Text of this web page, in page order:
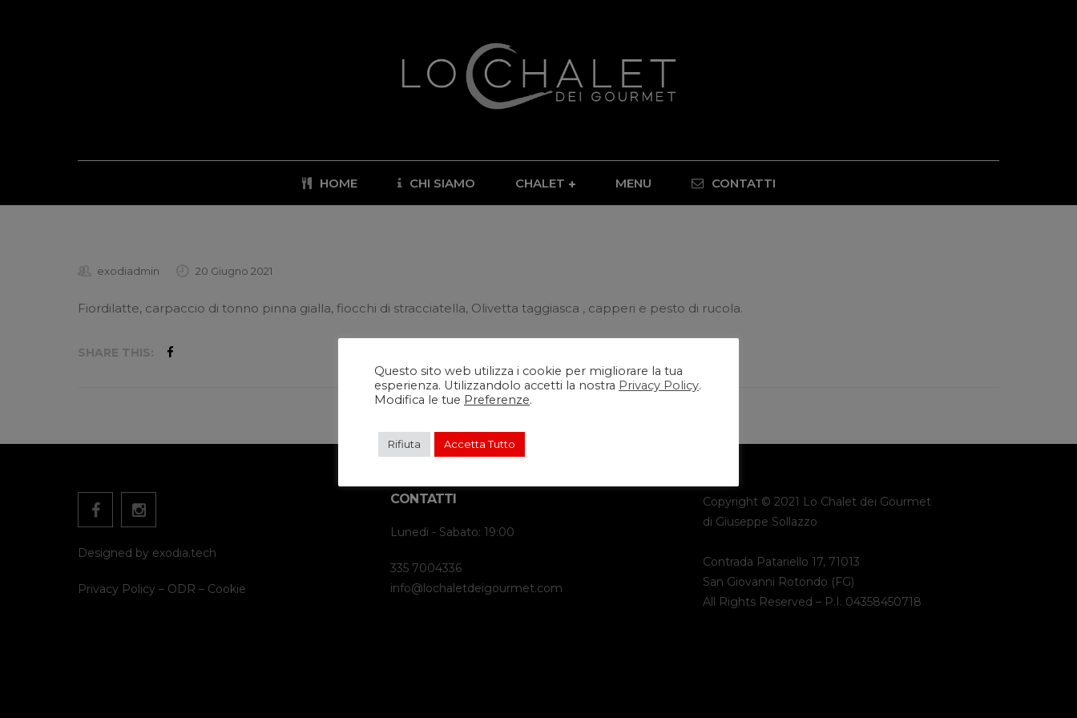
HOME CHI SIAMO CHALET MENU CONTATTI
exodiadmin 20 Giugno 2021
Fiordilatte, carpaccio di tonno pinna gialla, fiocchi di stracciatella, Olivetta taggiasca , capperi e pesto di rucola.
SHARE THIS:
Designed by exodia.tech
Privacy Policy – ODR – Cookie
CONTATTI
Lunedi - Sabato: 19:00
335 7004336
info@lochaletdeigourmet.com
Copyright © 2021 Lo Chalet dei Gourmet
di Giuseppe Sollazzo
Contrada Patariello 17, 71013
San Giovanni Rotondo (FG)
All Rights Reserved – P.I. 04358450718
Questo sito web utilizza i cookie per migliorare la tua
esperienza. Utilizzandolo accetti la nostra Privacy Policy.
Modifica le tue Preferenze.
Rifiuta Accetta Tutto